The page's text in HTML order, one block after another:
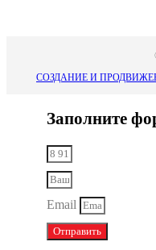
СОЗДАНИЕ И
Заполните
Email
Отправить